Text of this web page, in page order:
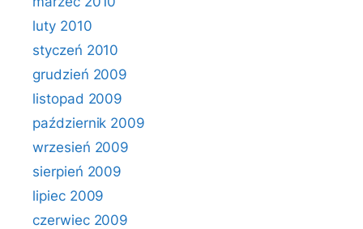
luty 2010
styczeń 2010
grudzień 2009
listopad 2009
październik 2009
wrzesień 2009
sierpień 2009
lipiec 2009
czerwiec 2009